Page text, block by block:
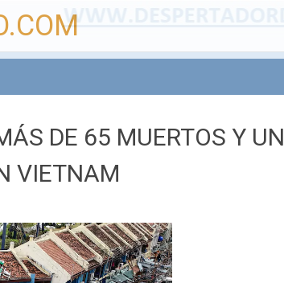
DE 65 MUERTOS Y UN
VIETNAM